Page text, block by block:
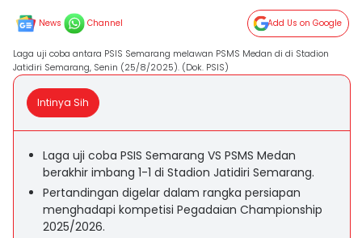
News Channel Add Us on Google
Laga uji coba antara PSIS Semarang melawan PSMS Medan di di Stadion
Jatidiri Semarang, Senin (25/8/2025). (Dok. PSIS)
Intinya Sih
Laga uji coba PSIS Semarang VS PSMS Medan
berakhir imbang 1-1 di Stadion Jatidiri Semarang.
Pertandingan digelar dalam rangka persiapan
menghadapi kompetisi Pegadaian Championship
2025/2026.